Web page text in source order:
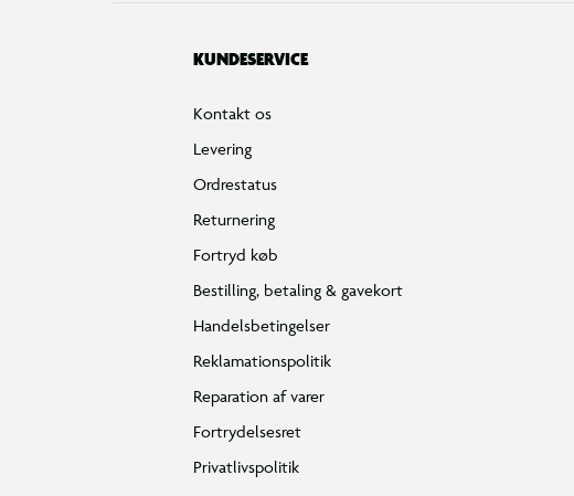
KUNDESERVICE
Kontakt os
Levering
Ordrestatus
Returnering
Fortryd køb
Bestilling, betaling & gavekort
Handelsbetingelser
Reklamationspolitik
Reparation af varer
Fortrydelsesret
Privatlivspolitik